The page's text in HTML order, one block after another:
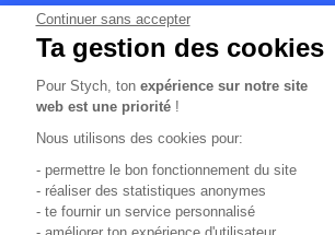
Continuer sans accepter
Ta gestion des cookies
Pour Stych, tonexpérience sur notre site
web est une priorité !
Nous utilisons des cookies pour:
- permettre le bon fonctionnement du site
- réaliser des statistiques anonymes
- te fournir un service personnalisé
- améliorer ton expérience d'utilisateur
On recrute
Code de la route
Localisation
Contact